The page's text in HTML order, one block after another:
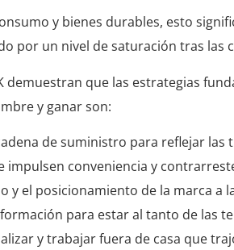
y bienes durables, esto
por un nivel de saturación tras las
demuestran que las estrategias
y ganar son:
de suministro para reflejar las
impulsen conveniencia y
y el posicionamiento de la marca a
para estar al tanto de las
y trabajar fuera de casa que